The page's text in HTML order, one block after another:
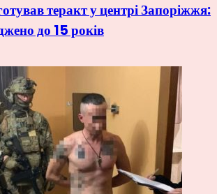
теракт у центрі Запоріжжя:
до 15 років